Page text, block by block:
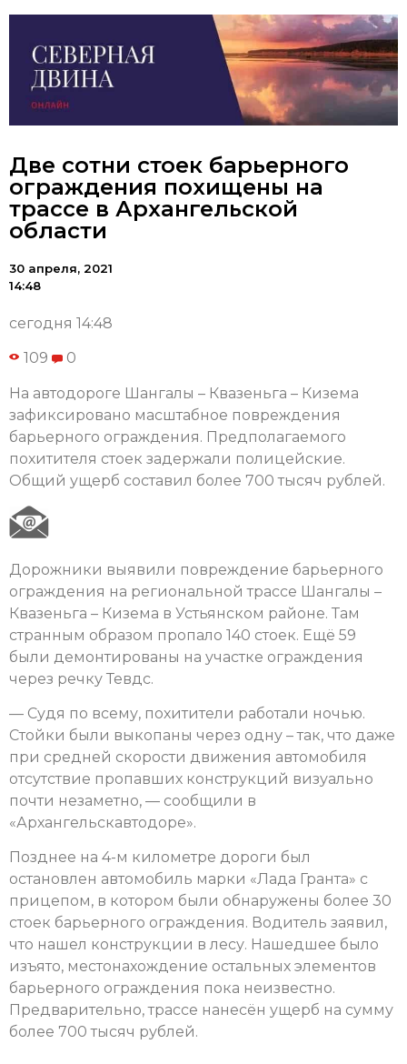
Две сотни стоек барьерного
ограждения похищены на
трассе в Архангельской
области
30 апреля, 2021
14:48
сегодня 14:48
109 0
На автодороге Шангалы – Квазеньга – Кизема
зафиксировано масштабное повреждения
барьерного ограждения. Предполагаемого
похитителя стоек задержали полицейские.
Общий ущерб составил более 700 тысяч рублей.
Дорожники выявили повреждение барьерного
ограждения на региональной трассе Шангалы –
Квазеньга – Кизема в Устьянском районе. Там
странным образом пропало 140 стоек. Ещё 59
были демонтированы на участке ограждения
через речку Тевдс.
— Судя по всему, похитители работали ночью.
Стойки были выкопаны через одну – так, что даже
при средней скорости движения автомобиля
отсутствие пропавших конструкций визуально
почти незаметно, — сообщили в
«Архангельскавтодоре».
Позднее на 4-м километре дороги был
остановлен автомобиль марки «Лада Гранта» с
прицепом, в котором были обнаружены более 30
стоек барьерного ограждения. Водитель заявил,
что нашел конструкции в лесу. Нашедшее было
изъято, местонахождение остальных элементов
барьерного ограждения пока неизвестно.
Предварительно, трассе нанесён ущерб на сумму
более 700 тысяч рублей.